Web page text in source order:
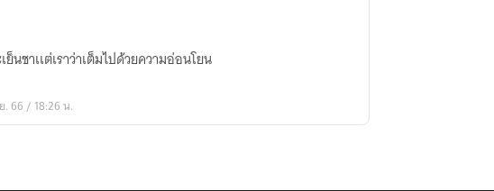
ย็นชาเเต่เราว่าเต็มไปด้วยความอ่อนโยน
. 66 / 18:26 น.